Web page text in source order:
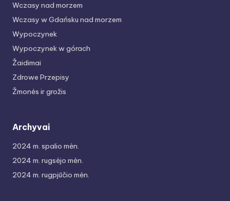
Wczasy nad morzem
Wczasy w Gdańsku nad morzem
Wypoczynek
Wypoczynek w górach
Žaidimai
Zdrowe Przepisy
Žmonės ir grožis
Archyvai
2024 m. spalio mėn.
2024 m. rugsėjo mėn.
2024 m. rugpjūčio mėn.